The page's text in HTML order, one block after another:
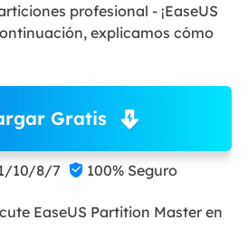
profesional - ¡EaseUS
explicamos cómo
Gratis
10/8/7  100% Seguro
EaseUS Partition Master en